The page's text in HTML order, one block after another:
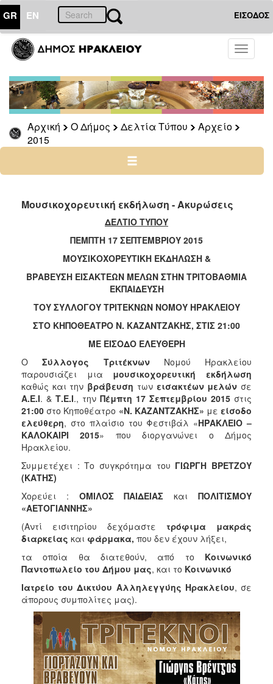
GR EN ΕΙΣΟΔΟΣ
Toggle
Αρχική Ο Δήμος Δελτία Τύπου
Αρχείο
2015
ΔΗΜΟΣ
Δελτία
Τύπου
Αρχείο
2026
2025
2022
2019
2018
2016
2015
2012
2011
2010
2006
ΠΟΛΙΤΙΣΜΟΣ
ΑΝΘΕΚΤΙΚΗ
ΠΟΛΗ
Μουσικοχορευτική εκδήλωση - Ακυρώσεις
ΔΕΛΤΙΟ ΤΥΠΟΥ
ΠΕΜΠΤΗ 17 ΣΕΠΤΕΜΒΡΙΟΥ 2015
ΜΟΥΣΙΚΟΧΟΡΕΥΤΙΚΗ ΕΚΔΗΛΩΣΗ &
ΒΡΑΒΕΥΣΗ ΕΙΣΑΚΤΕΩΝ ΜΕΛΩΝ ΣΤΗΝ ΤΡΙΤΟΒΑΘΜΙΑ
ΕΚΠΑΙΔΕΥΣΗ
ΤΟΥ ΣΥΛΛΟΓΟYΤΡΙΤΕΚΝΩΝ ΝΟΜΟΥ ΗΡΑΚΛΕΙΟΥ
ΣΤΟ ΚΗΠΟΘΕΑΤΡΟ Ν. ΚΑΖΑΝΤΖΑΚΗΣ, ΣΤΙΣ 21:00
ΜΕ ΕΙΣΟΔΟ ΕΛΕΥΘΕΡΗ
ΟΣύλλογος ΤριτέκνωνΝομού Ηρακλείου
παρουσιάζει μια μουσικοχορευτική εκδήλωση
καθώς και την βράβευση των εισακτέων μελών σε
Α.Ε.Ι. & Τ.Ε.Ι., την Πέμπτη 17 Σεπτεμβρίου 2015 στις
21:00 στο Κηποθέατρο «Ν. ΚΑΖΑΝΤΖΑΚΗΣ» με είσοδο
ελεύθερη, στο πλαίσιο του Φεστιβάλ «ΗΡΑΚΛΕΙΟ –
ΚΑΛΟΚΑΙΡΙ 2015» που διοργανώνει ο Δήμος
Ηρακλείου.
Συμμετέχει : Το συγκρότημα του ΓΙΩΡΓΗ ΒΡΕΤΖΟΥ
(ΚΑΤΗΣ)
Χορεύει : ΟΜΙΛΟΣ ΠΑΙΔΕΙΑΣ καιΠΟΛΙΤΙΣΜΟΥ
«ΑΕΤΟΓΙΑΝΝΗΣ»
(Αντί εισιτηρίου δεχόμαστε τρόφιμα μακράς
διαρκείας και φάρμακα, που δεν έχουν λήξει,
τα οποία θα διατεθούν, από το Κοινωνικό
Παντοπωλείο του Δήμου μας, και το Κοινωνικό
Ιατρείο του Δικτύου Αλληλεγγύης Ηρακλείου, σε
άπορους συμπολίτες μας).